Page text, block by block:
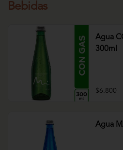
Bebidas
Agua
300ml
$6.800
Agua